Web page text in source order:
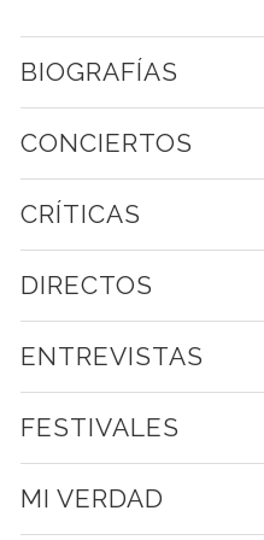
BIOGRAFÍAS
CONCIERTOS
CRÍTICAS
DIRECTOS
ENTREVISTAS
FESTIVALES
MI VERDAD